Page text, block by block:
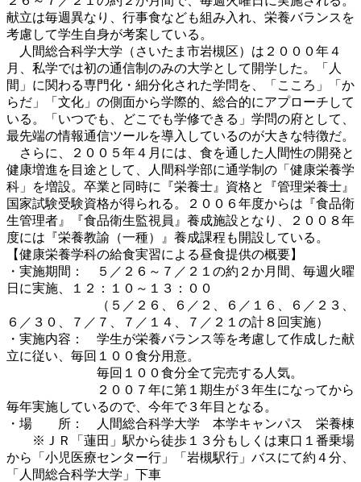
献立は毎週異なり、行事食なども組み入れ、栄養バランスを
考慮して学生自身が考案している。
人間総合科学大学（さいたま市岩槻区）は２０００年４
月、私学では初の通信制のみの大学として開学した。「人
間」に関わる専門化・細分化された学問を、「こころ」「か
らだ」「文化」の側面から学際的、総合的にアプローチして
いる。「いつでも、どこでも学修できる」学問の府として、
最先端の情報通信ツールを導入しているのが大きな特徴だ。
さらに、２００５年４月には、食を通した人間性の開発と
健康増進を目途として、人間科学部に通学制の「健康栄養学
科」を増設。卒業と同時に『栄養士』資格と『管理栄養士』
国家試験受験資格が得られる。２００６年度からは『食品衛
生管理者』『食品衛生監視員』養成施設となり、２００８年
度には『栄養教諭（一種）』養成課程も開設している。
【健康栄養学科の給食実習による昼食提供の概要】
・実施期間： ５／２６～７／２１の約２か月間、毎週火曜
日に実施、１２：１０～１３：００
（５／２６、６／２、６／１６、６／２３、
６／３０、７／７、７／１４、７／２１の計８回実施）
・実施内容： 学生が栄養バランス等を考慮して作成した献
立に従い、毎回１００食分用意。
毎回１００食分全て完売する人気。
２００７年に第１期生が３年生になってから
毎年実施しているので、今年で３年目となる。
・場 所： 人間総合科学大学 本学キャンパス 栄養棟
※ＪＲ「蓮田」駅から徒歩１３分もしくは東口１番乗場
から「小児医療センター行」「岩槻駅行」バスにて約４分、
「人間総合科学大学」下車